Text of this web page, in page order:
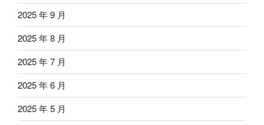
2025 年 9 月
2025 年 8 月
2025 年 7 月
2025 年 6 月
2025 年 5 月